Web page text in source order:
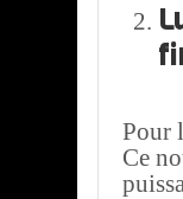
Pour
Ce